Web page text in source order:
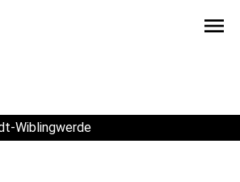
menu
Wiblingwerde